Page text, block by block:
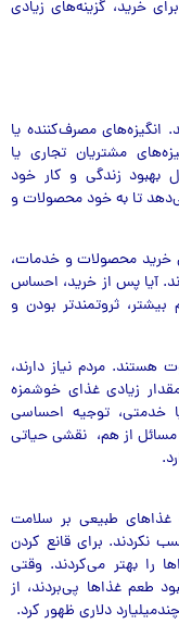
خرید، گزینه‌های زیادی
مصرف‌کننده یا
مشتریان تجاری یا
بهبود زندگی و کار خود
تا به خود محصولات و
خرید محصولات و خدمات،
آیا پس از خرید، احساس
بیشتر، ثروتمندتر بودن و
مردم نیاز دارند،
زیادی غذای خوشمزه
خدمتی، توجیه احساسی
مسائل از هم، نقشی حیاتی
غذاهای طبیعی بر سلامت
نکردند. برای قانع کردن
را بهتر می‌کردند. وقتی
طعم غذاها پی‌بردند، از
دلاری ظهور کرد.